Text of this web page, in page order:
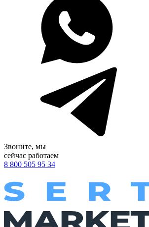
Звоните, мы
сейчас работаем
8 800 505 95 34